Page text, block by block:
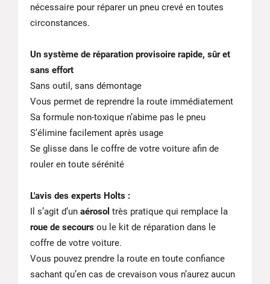
nécessaire pour réparer un pneu crevé en toutes
circonstances.
Un système de réparation provisoire rapide, sûr et
sans effort
Sans outil, sans démontage
Vous permet de reprendre la route immédiatement
Sa formule non-toxique n’abime pas le pneu
S’élimine facilement après usage
Se glisse dans le coffre de votre voiture afin de
rouler en toute sérénité
L'avis des experts Holts :
Il s’agit d’un aérosol très pratique qui remplace la
roue de secours ou le kit de réparation dans le
coffre de votre voiture.
Vous pouvez prendre la route en toute confiance
sachant qu’en cas de crevaison vous n’aurez aucun